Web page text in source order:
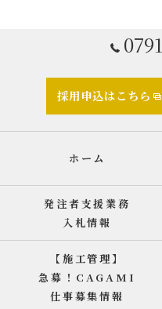
採用申込はこちら
ホーム
発注者支援業務
入札情報
【施工管理】
急募！CAGAMI
仕事募集情報